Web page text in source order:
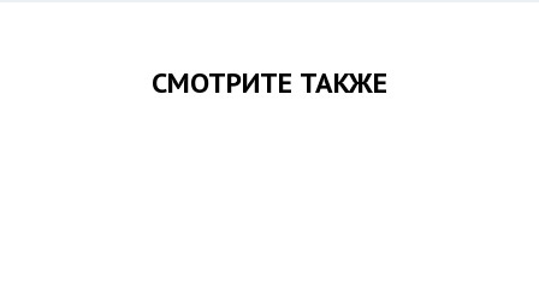
СМОТРИТЕ ТАКЖЕ